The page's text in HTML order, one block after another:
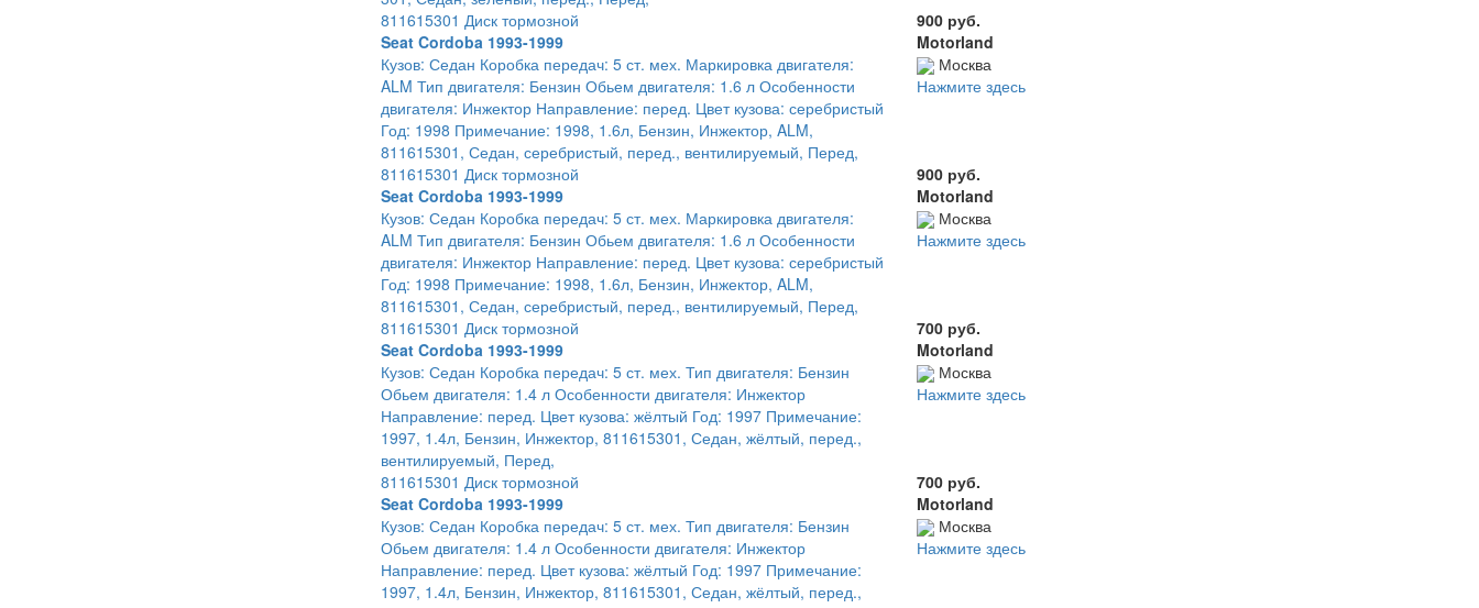
811615301 Диск тормозной
Seat Cordoba 1993-1999
Кузов: Седан Коробка передач: 5 ст. мех. Маркировка двигателя:
ALM Тип двигателя: Бензин Обьем двигателя: 1.6 л Особенности
двигателя: Инжектор Направление: перед. Цвет кузова: серебристый
Год: 1998 Примечание: 1998, 1.6л, Бензин, Инжектор, ALM,
811615301, Седан, серебристый, перед., вентилируемый, Перед,
900 руб.
Motorland
Москва
Нажмите здесь
811615301 Диск тормозной
Seat Cordoba 1993-1999
Кузов: Седан Коробка передач: 5 ст. мех. Маркировка двигателя:
ALM Тип двигателя: Бензин Обьем двигателя: 1.6 л Особенности
двигателя: Инжектор Направление: перед. Цвет кузова: серебристый
Год: 1998 Примечание: 1998, 1.6л, Бензин, Инжектор, ALM,
811615301, Седан, серебристый, перед., вентилируемый, Перед,
900 руб.
Motorland
Москва
Нажмите здесь
811615301 Диск тормозной
Seat Cordoba 1993-1999
Кузов: Седан Коробка передач: 5 ст. мех. Тип двигателя: Бензин
Обьем двигателя: 1.4 л Особенности двигателя: Инжектор
Направление: перед. Цвет кузова: жёлтый Год: 1997 Примечание:
1997, 1.4л, Бензин, Инжектор, 811615301, Седан, жёлтый, перед.,
вентилируемый, Перед,
700 руб.
Motorland
Москва
Нажмите здесь
811615301 Диск тормозной
Seat Cordoba 1993-1999
Кузов: Седан Коробка передач: 5 ст. мех. Тип двигателя: Бензин
Обьем двигателя: 1.4 л Особенности двигателя: Инжектор
Направление: перед. Цвет кузова: жёлтый Год: 1997 Примечание:
1997, 1.4л, Бензин, Инжектор, 811615301, Седан, жёлтый, перед.,
700 руб.
Motorland
Москва
Нажмите здесь